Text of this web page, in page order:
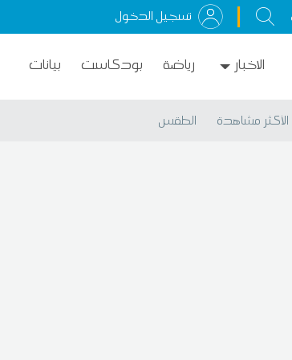
تسجيل الدخول
الاخبار رياضة بودكاست بيانات
الأكثر مشاهدة الطقس